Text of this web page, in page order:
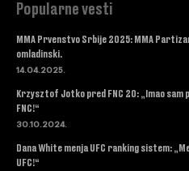
Popularne vesti
MMA Prvenstvo Srbije 2025: MMA
omladinski.
14.04.2025.
Krzysztof Jotko pred FNC 20: „Imao sam
FNC!“
30.10.2024.
Dana White menja UFC ranking sistem:
UFC!“